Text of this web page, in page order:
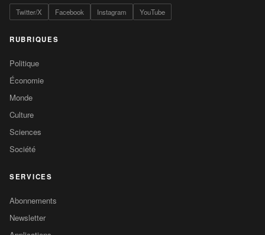
Twitter/X Facebook Instagram YouTube
RUBRIQUES
Politique
Économie
Monde
Culture
Sciences
Société
SERVICES
Abonnements
Newsletter